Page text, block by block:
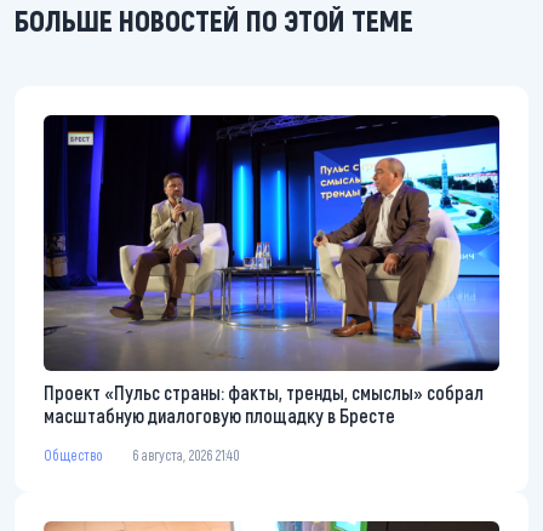
БОЛЬШЕ НОВОСТЕЙ ПО ЭТОЙ ТЕМЕ
Проект «Пульс страны: факты, тренды, смыслы» собрал
масштабную диалоговую площадку в Бресте
Общество 6 августа, 2026 21:40